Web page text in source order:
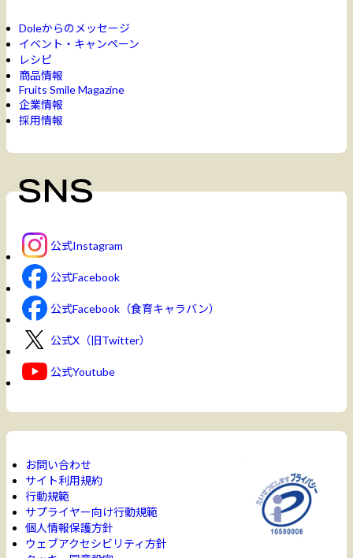
Doleからのメッセージ
イベント・キャンペーン
レシピ
商品情報
Fruits Smile Magazine
企業情報
採用情報
公式Instagram
公式Facebook
公式Facebook（食育キャラバン）
公式X（旧Twitter）
公式Youtube
お問い合わせ
サイト利用規約
行動規範
サプライヤー向け行動規範
個人情報保護方針
ウェブアクセシビリティ方針